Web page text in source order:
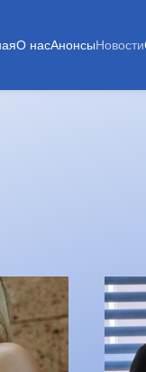
О насАнонсыНовости